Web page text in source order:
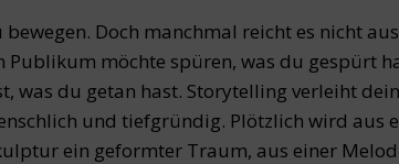
Doch manchmal reicht es nicht
möchte spüren, was du gespürt
was du getan hast. Storytelling verleiht
und tiefgründig. Plötzlich wird aus
ein geformter Traum, aus einer